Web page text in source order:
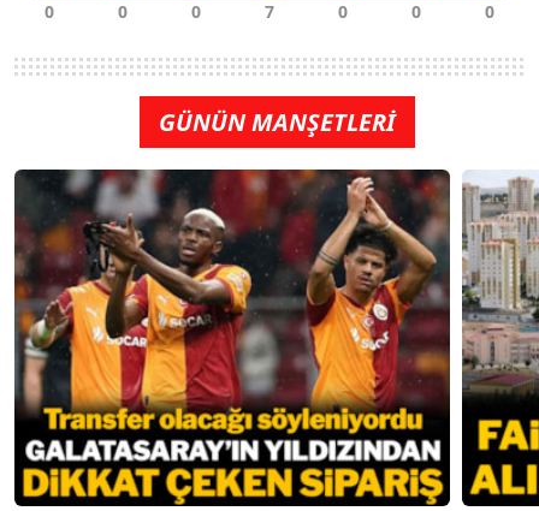
GÜNÜN MANŞETLERİ